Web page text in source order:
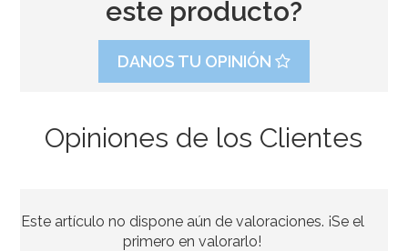
15,49€ 15,49€
este producto?
DANOS TU OPINIÓN
Opiniones de los Clientes
Este artículo no dispone aún de valoraciones. ¡Se el
primero en valorarlo!